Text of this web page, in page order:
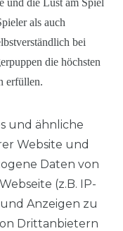
und die Lust am Spiel
als auch
bei
die höchsten
erfüllen.
und ähnliche
Website und
Daten von
(z.B. IP-
Anzeigen zu
Drittanbietern
2026 | Alle Rechte